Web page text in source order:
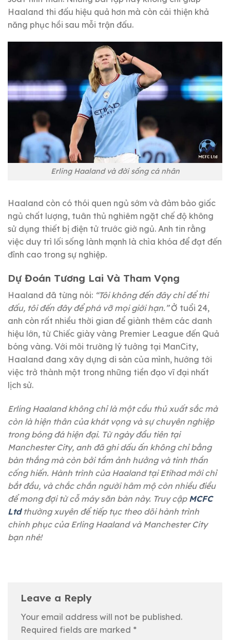
Haaland thi đấu hiệu quả hơn mà còn cải thiện khả
năng phục hồi sau mỗi trận đấu.
Erling Haaland và đời sống cá nhân
Haaland còn có thói quen ngủ sớm và đảm bảo giấc
ngủ chất lượng, tuân thủ nghiêm ngặt chế độ không
sử dụng thiết bị điện tử trước giờ ngủ. Anh tin rằng
việc duy trì lối sống lành mạnh là chìa khóa để đạt đến
đỉnh cao trong sự nghiệp.
Dự Đoán Tương Lai Và Tham Vọng
Haaland đã từng nói: “Tôi không đến đây chỉ để thi
đấu, tôi đến đây để phá vỡ mọi giới hạn.”Ở tuổi 24,
anh còn rất nhiều thời gian để giành thêm các danh
hiệu lớn, từ Chiếc giày vàng Premier League đến Quả
bóng vàng. Với môi trường lý tưởng tại ManCity,
Haaland đang xây dựng di sản của mình, hướng tới
việc trở thành một trong những tiền đạo vĩ đại nhất
lịch sử.
Erling Haaland không chỉ là một cầu thủ xuất sắc mà
còn là hiện thân của khát vọng và sự chuyên nghiệp
trong bóng đá hiện đại. Từ ngày đầu tiên tại
Manchester City, anh đã ghi dấu ấn không chỉ bằng
bàn thắng mà còn bởi tầm ảnh hưởng và tinh thần
cống hiến. Hành trình của Haaland tại Etihad mới chỉ
bắt đầu, và chắc chắn người hâm mộ còn nhiều điều
để mong đợi từ cỗ máy săn bàn này. Truy cập MCFC
Ltd thường xuyên để tiếp tục theo dõi hành trình
chinh phục của Erling Haaland và Manchester City
bạn nhé!
Leave a Reply
Your email address will not be published.
Required fields are marked *